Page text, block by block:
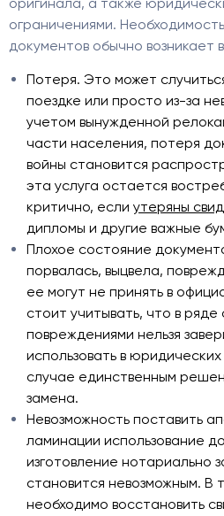
ограничениями.
документов обычно возникает
Потеря. Это может
поездке или просто из-за
учетом вынужденной
части населения, потеря
войны становится
эта услуга остается
критично, если утеряны
дипломы и другие важные
Плохое состояние
порвалась, выцвела,
ее могут не принять в
стоит учитывать, что в
повреждениями нельзя
использовать в
случае единственным
замена.
Невозможность поставить
ламинации использование
изготовление нотариально
становится невозможным. В
необходимо восстановить